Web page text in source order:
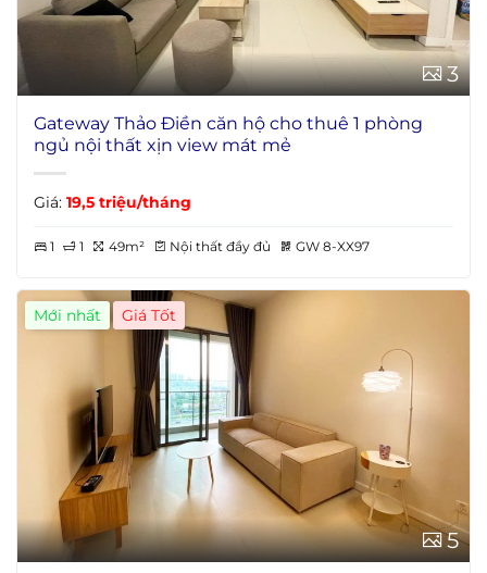
3
Gateway Thảo Điền căn hộ cho thuê 1 phòng
ngủ nội thất xịn view mát mẻ
Giá: 19,5 triệu/tháng
1 1 49m² Nội thất đầy đủ GW 8-XX97
Mới nhất
5